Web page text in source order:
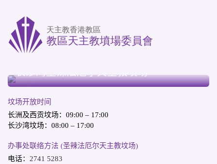
长洲天主教坟场
长沙湾圣辣法厄尔天主教坟场
坟场开放时间
长洲及西贡坟场：09:00 – 17:00
长沙湾坟场：08:00 – 17:00
办事处联络方法 (圣辣法厄尔天主教坟场)
电话：2741 5283